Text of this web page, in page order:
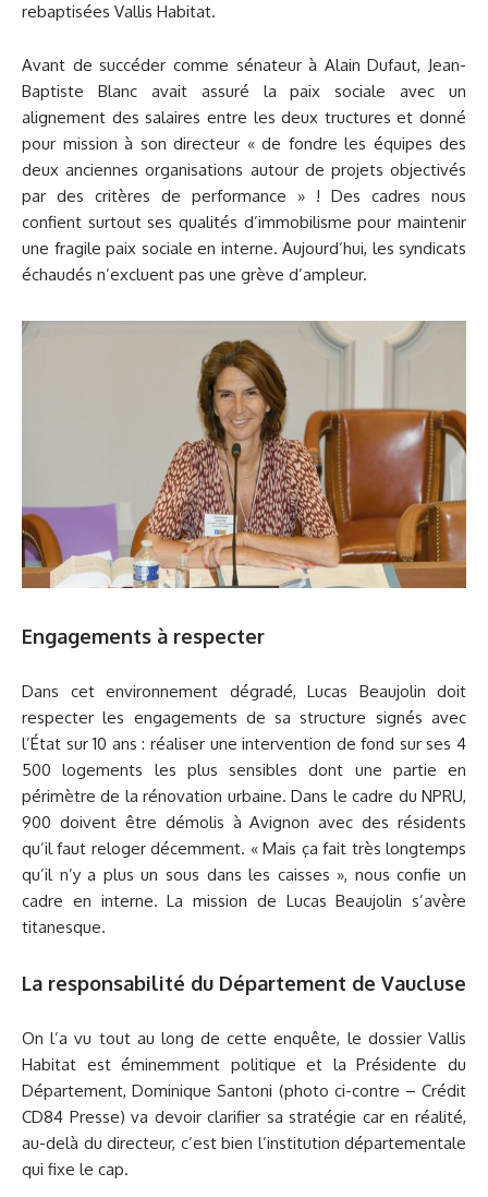
rebaptisées Vallis Habitat.
Avant de succéder comme sénateur à Alain Dufaut, Jean-
Baptiste Blanc avait assuré la paix sociale avec un
alignement des salaires entre les deux tructures et donné
pour mission à son directeur « de fondre les équipes des
deux anciennes organisations autour de projets objectivés
par des critères de performance » ! Des cadres nous
confient surtout ses qualités d’immobilisme pour maintenir
une fragile paix sociale en interne. Aujourd’hui, les syndicats
échaudés n’excluent pas une grève d’ampleur.
Engagements à respecter
Dans cet environnement dégradé, Lucas Beaujolin doit
respecter les engagements de sa structure signés avec
l’État sur 10 ans : réaliser une intervention de fond sur ses 4
500 logements les plus sensibles dont une partie en
périmètre de la rénovation urbaine. Dans le cadre du NPRU,
900 doivent être démolis à Avignon avec des résidents
qu’il faut reloger décemment. « Mais ça fait très longtemps
qu’il n’y a plus un sous dans les caisses », nous confie un
cadre en interne. La mission de Lucas Beaujolin s’avère
titanesque.
La responsabilité du Département de Vaucluse
On l’a vu tout au long de cette enquête, le dossier Vallis
Habitat est éminemment politique et la Présidente du
Département, Dominique Santoni (photo ci-contre – Crédit
CD84 Presse) va devoir clarifier sa stratégie car en réalité,
au-delà du directeur, c’est bien l’institution départementale
qui fixe le cap.